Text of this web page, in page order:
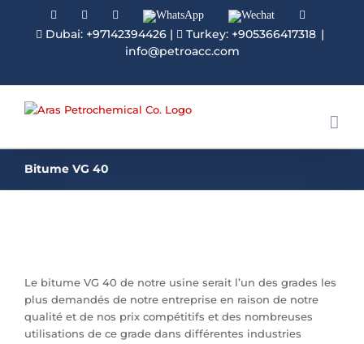
FacebookLinkedinInstagramWhatsApp Wechat
Dubai: +97142394426| Turkey: +905366417318 |
info@petroacc.com
Bitume VG 40
Le bitume VG 40 de notre usine serait l’un des grades les
plus demandés de notre entreprise en raison de notre
qualité et de nos prix compétitifs et des nombreuses
utilisations de ce grade dans différentes industries